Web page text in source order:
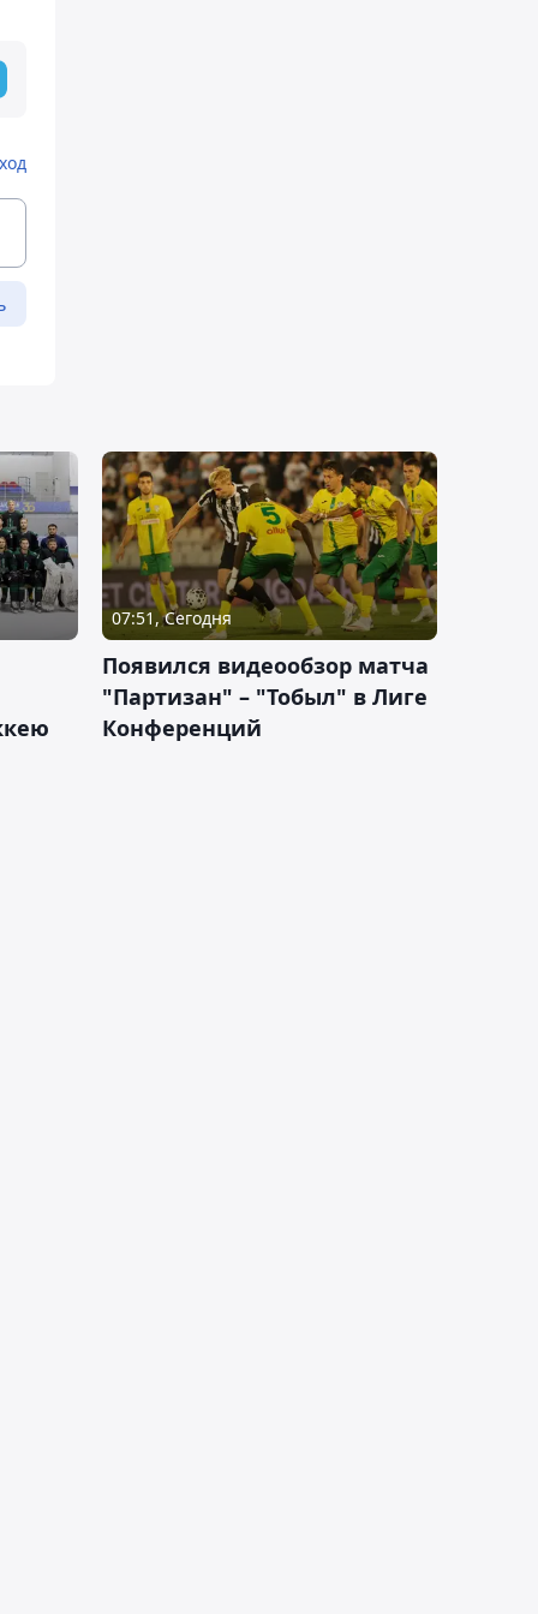
07:51, Сегодня
Появился видеообзор матча
"Партизан" – "Тобыл" в Лиге
Конференций